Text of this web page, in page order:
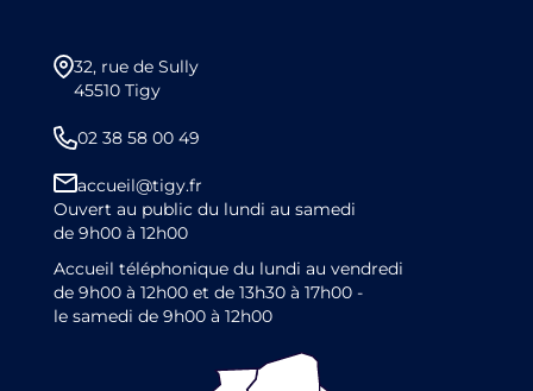
32, rue de Sully
45510 Tigy
02 38 58 00 49
accueil@tigy.fr
Ouvert au public du lundi au samedi
de 9h00 à 12h00
Accueil téléphonique du lundi au vendredi
de 9h00 à 12h00 et de 13h30 à 17h00 -
le samedi de 9h00 à 12h00